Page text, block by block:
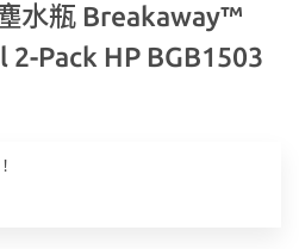
水瓶 Breakaway™
Pack HP BGB1503